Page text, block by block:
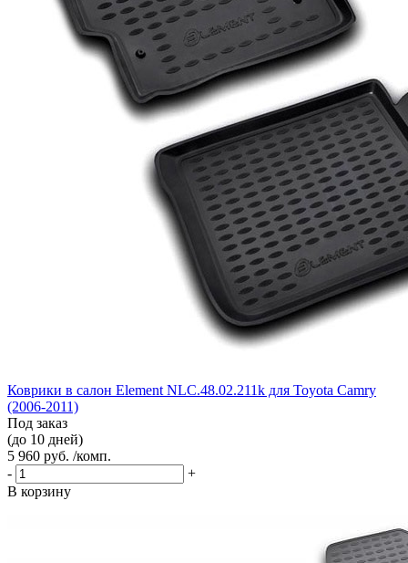
Коврики в салон Element NLC.48.02.211k для Toyota Camry
(2006-2011)
Под заказ
(до 10 дней)
5 960 руб. /комп.
-
+
В корзину